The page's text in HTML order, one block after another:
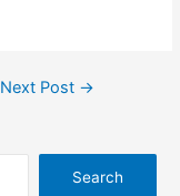
Next Post →
Search